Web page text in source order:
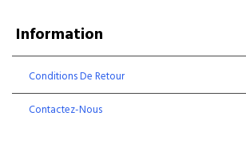
Information
Conditions De Retour
Contactez-Nous